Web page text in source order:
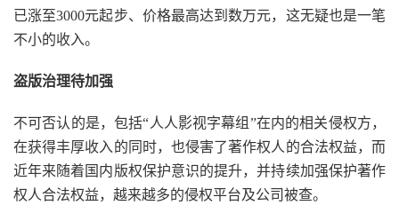
已涨至3000元起步、价格最高达到数万元，这无疑也是一笔
不小的收入。
盗版治理待加强
不可否认的是，包括“人人影视字幕组”在内的相关侵权方，
在获得丰厚收入的同时，也侵害了著作权人的合法权益，而
近年来随着国内版权保护意识的提升，并持续加强保护著作
权人合法权益，越来越多的侵权平台及公司被查。